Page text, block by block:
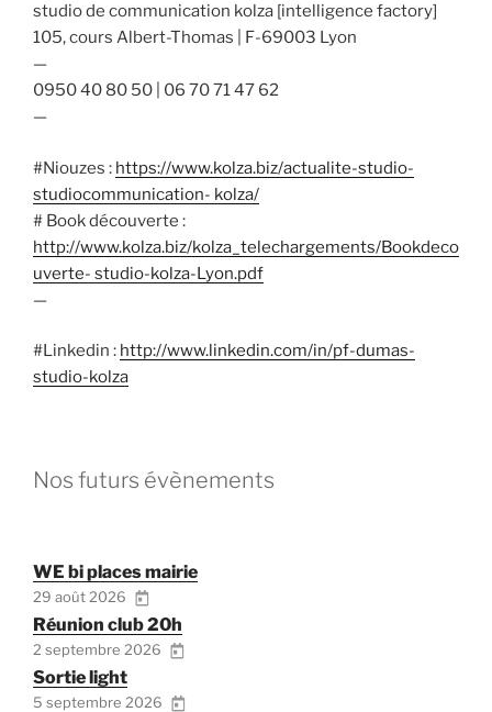
studio de communication kolza [intelligence factory]
105, cours Albert-Thomas | F-69003 Lyon
—
0950 40 80 50 | 06 70 71 47 62
—
#Niouzes : https://www.kolza.biz/actualite-studio-
studiocommunication- kolza/
# Book découverte :
http://www.kolza.biz/kolza_telechargements/Bookdeco
uverte- studio-kolza-Lyon.pdf
—
#Linkedin : http://www.linkedin.com/in/pf-dumas-
studio-kolza
Nos futurs évènements
WE bi places mairie
29 août 2026
Réunion club 20h
2 septembre 2026
Sortie light
5 septembre 2026